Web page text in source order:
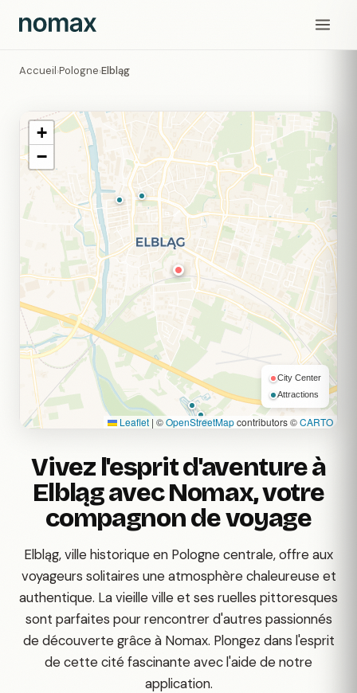
Accueil›Pologne›Elbląg
Vivez l'esprit d'aventure à
Elbląg avec Nomax, votre
compagnon de voyage
Elbląg, ville historique en Pologne centrale, offre aux
voyageurs solitaires une atmosphère chaleureuse et
authentique. La vieille ville et ses ruelles pittoresques
sont parfaites pour rencontrer d'autres passionnés
de découverte grâce à Nomax. Plongez dans l'esprit
de cette cité fascinante avec l'aide de notre
application.
+
−
City Center
Attractions
Leaflet | ©OpenStreetMapcontributors ©CARTO